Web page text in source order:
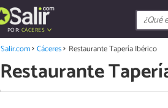
POR:CÁCERES
Salir.com Cáceres Restaurante Tapería Ibérico
Restaurante